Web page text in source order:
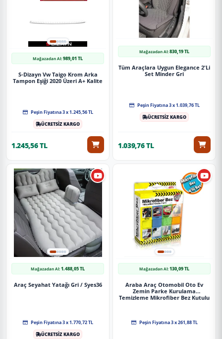
Mağazadan Al:989,01 TL
S-Dizayn Vw Taigo Krom Arka
Tampon Eşiği 2020 Üzeri A+ Kalite
Peşin Fiyatına 3 x 1.245,56 TL
ÜCRETSİZ KARGO
1.245,56 TL
Mağazadan Al:830,19 TL
Tüm Araçlara Uygun Elegance 2'Li
Set Minder Gri
Peşin Fiyatına 3 x 1.039,76 TL
ÜCRETSİZ KARGO
1.039,76 TL
Mağazadan Al:1.488,05 TL
Araç Seyahat Yatağı Gri / Syes36
Peşin Fiyatına 3 x 1.770,72 TL
ÜCRETSİZ KARGO
Mağazadan Al:130,09 TL
Araba Araç Otomobil Oto Ev
Zemin Parke Kurulama
Temizleme Mikrofiber Bez Kutulu
Peşin Fiyatına 3 x 261,88 TL